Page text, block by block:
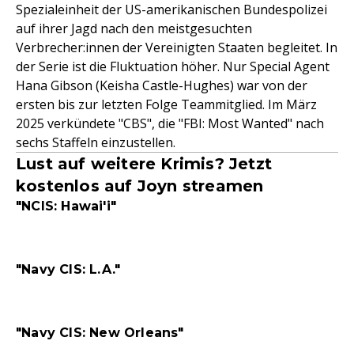
Spezialeinheit der US-amerikanischen Bundespolizei
auf ihrer Jagd nach den meistgesuchten
Verbrecher:innen der Vereinigten Staaten begleitet. In
der Serie ist die Fluktuation höher. Nur Special Agent
Hana Gibson (Keisha Castle-Hughes) war von der
ersten bis zur letzten Folge Teammitglied. Im März
2025 verkündete "CBS", die "FBI: Most Wanted" nach
sechs Staffeln einzustellen.
Lust auf weitere Krimis? Jetzt
kostenlos auf Joyn streamen
"NCIS: Hawai'i"
"Navy CIS: L.A."
"Navy CIS: New Orleans"